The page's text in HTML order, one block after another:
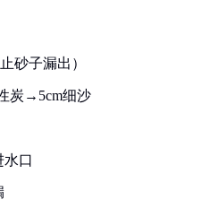
砂子漏出）
炭→5cm细沙
水口